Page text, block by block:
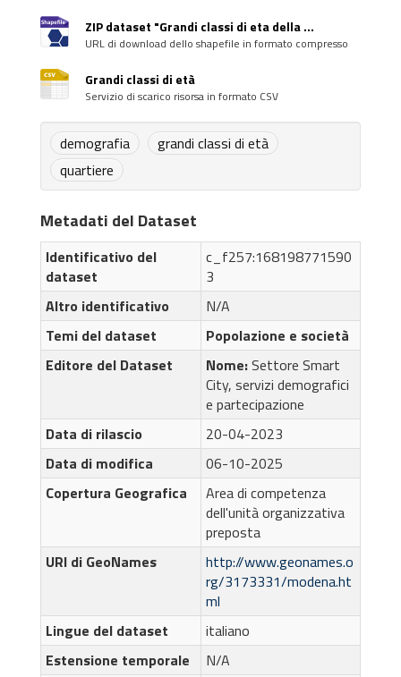
ZIP dataset "Grandi classi di eta della ...
URL di download dello shapefile in formato compresso
Grandi classi di età
Servizio di scarico risorsa in formato CSV
demografia
grandi classi di età
quartiere
Metadati del Dataset
Identificativo del
dataset
c_f257:168198771590
3
Altro identificativo
N/A
Temi del dataset
Popolazione e società
Editore del Dataset
Nome:Settore Smart
City, servizi demografici
e partecipazione
Data di rilascio
20-04-2023
Data di modifica
06-10-2025
Copertura Geografica
Area di competenza
dell'unità organizzativa
preposta
URI di GeoNames
http://www.geonames.o
rg/3173331/modena.ht
ml
Lingue del dataset
italiano
Estensione temporale
N/A